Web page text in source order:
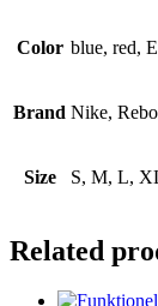
Color blue, red,
Brand Nike,
Size S, M, L,
Related